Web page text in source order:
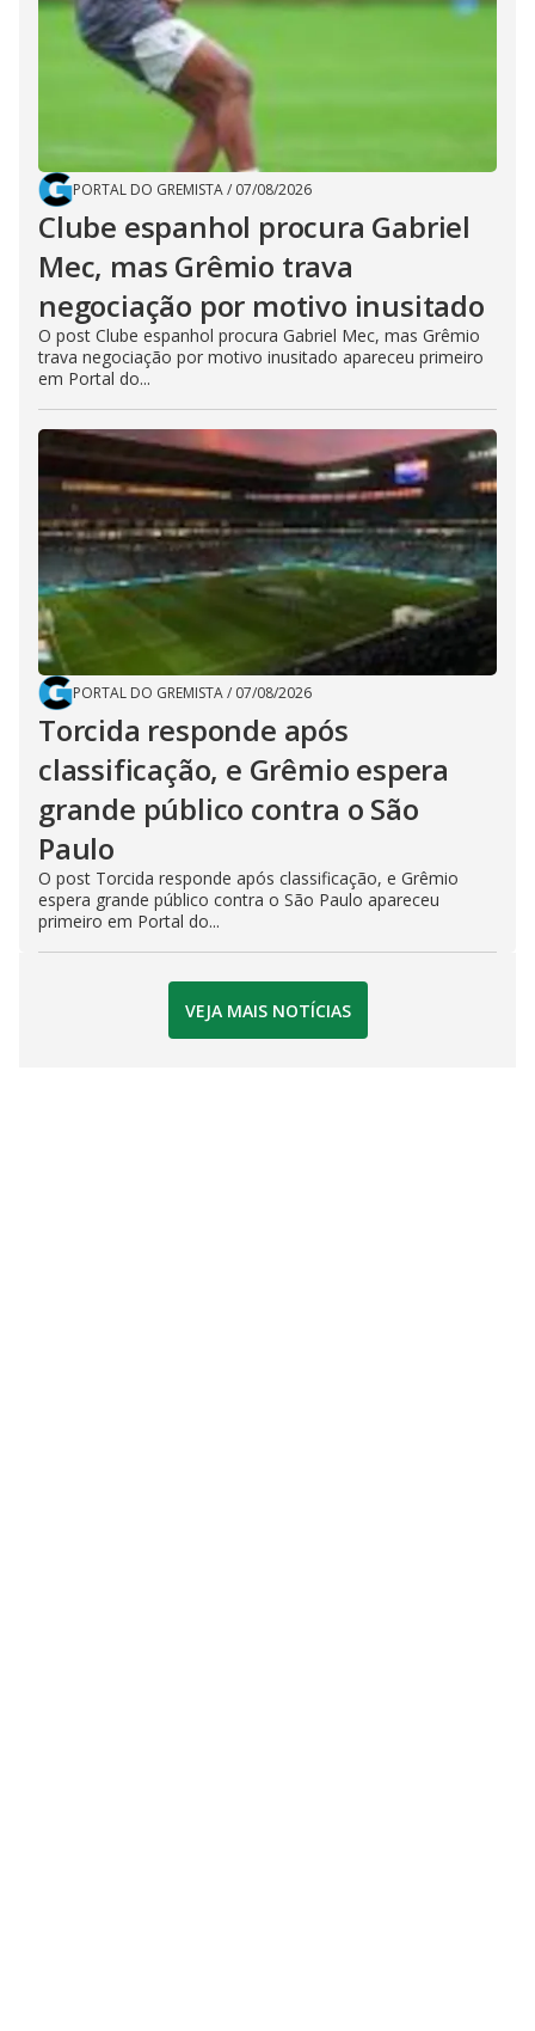
PORTAL DO GREMISTA/ 07/08/2026
Clube espanhol procura Gabriel
Mec, mas Grêmio trava
negociação por motivo inusitado
O post Clube espanhol procura Gabriel Mec, mas Grêmio
trava negociação por motivo inusitado apareceu primeiro
em Portal do...
PORTAL DO GREMISTA/ 07/08/2026
Torcida responde após
classificação, e Grêmio espera
grande público contra o São
Paulo
O post Torcida responde após classificação, e Grêmio
espera grande público contra o São Paulo apareceu
primeiro em Portal do...
VEJA MAIS NOTÍCIAS